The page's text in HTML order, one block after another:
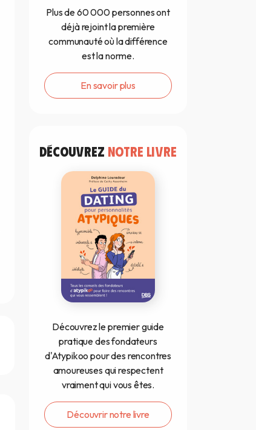
Plus de 60 000 personnes ont
déjà rejoint la première
communauté où la différence
est la norme.
En savoir plus
DÉCOUVREZ NOTRE LIVRE
Découvrez le premier guide
pratique des fondateurs
d'Atypikoo pour des rencontres
amoureuses qui respectent
vraiment qui vous êtes.
Découvrir notre livre